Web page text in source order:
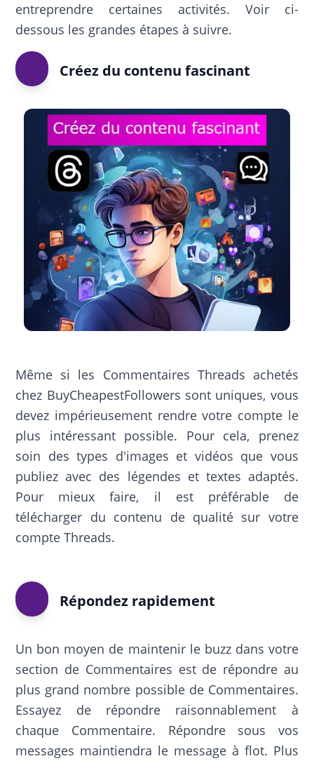
entreprendre certaines activités. Voir ci-
dessous les grandes étapes à suivre.
Créez du contenu fascinant
Même si les Commentaires Threads achetés
chez BuyCheapestFollowers sont uniques, vous
devez impérieusement rendre votre compte le
plus intéressant possible. Pour cela, prenez
soin des types d'images et vidéos que vous
publiez avec des légendes et textes adaptés.
Pour mieux faire, il est préférable de
télécharger du contenu de qualité sur votre
compte Threads.
Répondez rapidement
Un bon moyen de maintenir le buzz dans votre
section de Commentaires est de répondre au
plus grand nombre possible de Commentaires.
Essayez de répondre raisonnablement à
chaque Commentaire. Répondre sous vos
messages maintiendra le message à flot. Plus